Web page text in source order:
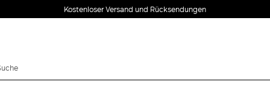
Kostenloser Versand und Rücksendungen